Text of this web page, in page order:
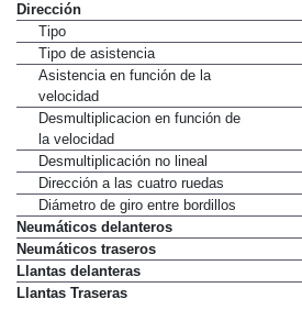
Dirección
Tipo
Tipo de asistencia
Asistencia en función de la
velocidad
Desmultiplicacion en función de
la velocidad
Desmultiplicación no lineal
Dirección a las cuatro ruedas
Diámetro de giro entre bordillos
Neumáticos delanteros
Neumáticos traseros
Llantas delanteras
Llantas Traseras